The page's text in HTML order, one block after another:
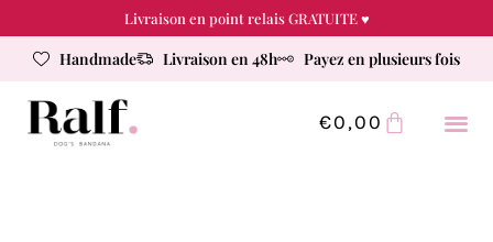
Livraison en point relais GRATUITE ♥
Handmade Livraison en 48h Payez en plusieurs fois
€0,00